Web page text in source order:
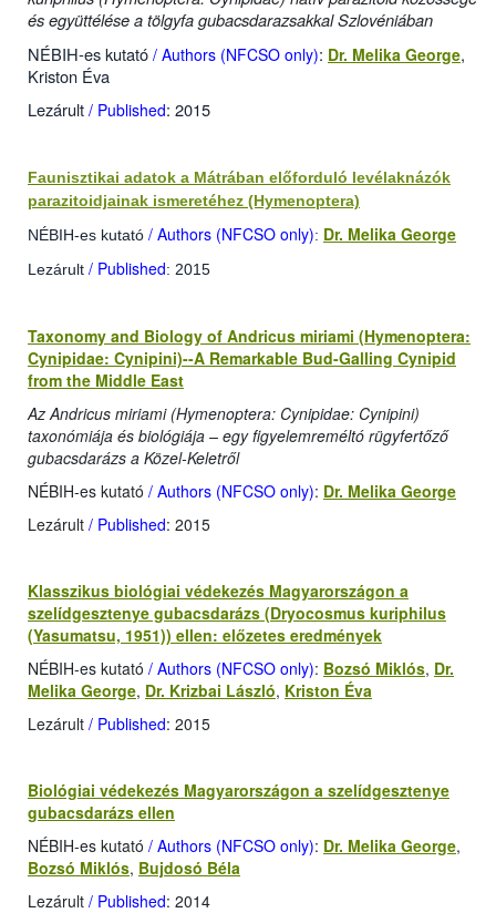
és együttélése a tölgyfa gubacsdarazsakkal Szlovéniában
NÉBIH-es kutató / Authors (NFCSO only): Dr. Melika George,
Kriston Éva
Lezárult / Published: 2015
Faunisztikai adatok a Mátrában előforduló levélaknázók
parazitoidjainak ismeretéhez (Hymenoptera)
NÉBIH-es kutató / Authors (NFCSO only): Dr. Melika George
Lezárult / Published: 2015
Taxonomy and Biology of Andricus miriami (Hymenoptera:
Cynipidae: Cynipini)--A Remarkable Bud-Galling Cynipid
from the Middle East
Az Andricus miriami (Hymenoptera: Cynipidae: Cynipini)
taxonómiája és biológiája – egy figyelemreméltó rügyfertőző
gubacsdarázs a Közel-Keletről
NÉBIH-es kutató / Authors (NFCSO only): Dr. Melika George
Lezárult / Published: 2015
Klasszikus biológiai védekezés Magyarországon a
szelídgesztenye gubacsdarázs (Dryocosmus kuriphilus
(Yasumatsu, 1951)) ellen: előzetes eredmények
NÉBIH-es kutató / Authors (NFCSO only): Bozsó Miklós, Dr.
Melika George, Dr. Krizbai László, Kriston Éva
Lezárult / Published: 2015
Biológiai védekezés Magyarországon a szelídgesztenye
gubacsdarázs ellen
NÉBIH-es kutató / Authors (NFCSO only): Dr. Melika George,
Bozsó Miklós, Bujdosó Béla
Lezárult / Published: 2014